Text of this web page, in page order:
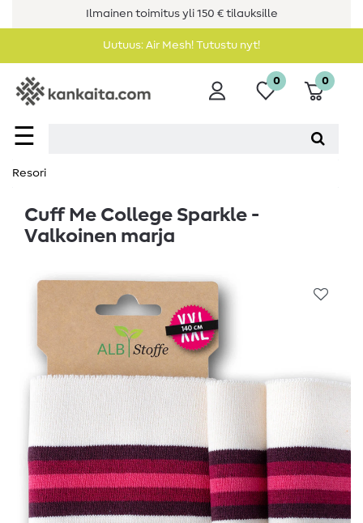
Ilmainen toimitus yli 150 € tilauksille
Uutuus: Air Mesh! Tutustu nyt!
☰
0 0
Resori
Cuff Me College Sparkle -
Valkoinen marja